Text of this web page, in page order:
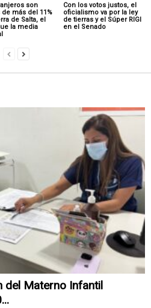
son
más del 11%
de Salta, el
la media
Con los votos justos, el
oficialismo va por la ley
de tierras y el Súper RIGI
en el Senado
del Materno Infantil